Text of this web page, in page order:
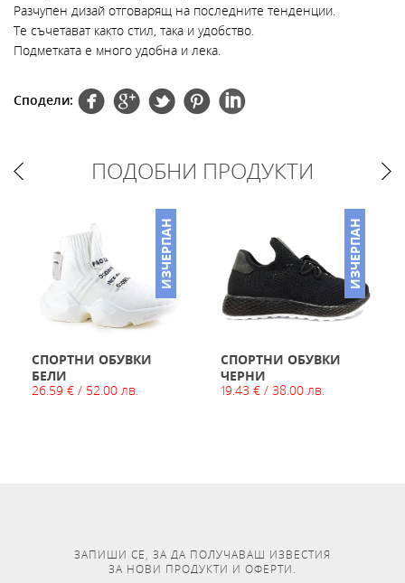
Разчупен дизай отговарящ на последните тенденции.
Те съчетават както стил, така и удобство.
Подметката е много удобна и лека.
Сподели:
ПОДОБНИ ПРОДУКТИ
ИЗЧЕРПАН
СПОРТНИ ОБУВКИ
БЕЛИ
26.59 € / 52.00 лв.
ИЗЧЕРПАН
СПОРТНИ ОБУВКИ
ЧЕРНИ
19.43 € / 38.00 лв.
ЗАПИШИ СЕ, ЗА ДА ПОЛУЧАВАШ ИЗВЕСТИЯ
ЗА НОВИ ПРОДУКТИ И ОФЕРТИ.